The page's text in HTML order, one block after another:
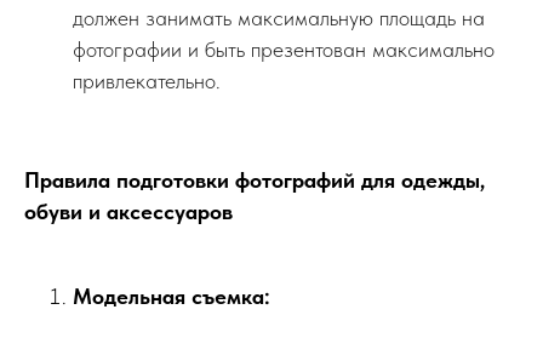
должен занимать максимальную площадь на
фотографии и быть презентован максимально
привлекательно.
Правила подготовки фотографий для одежды,
обуви и аксессуаров
Модельная съемка: